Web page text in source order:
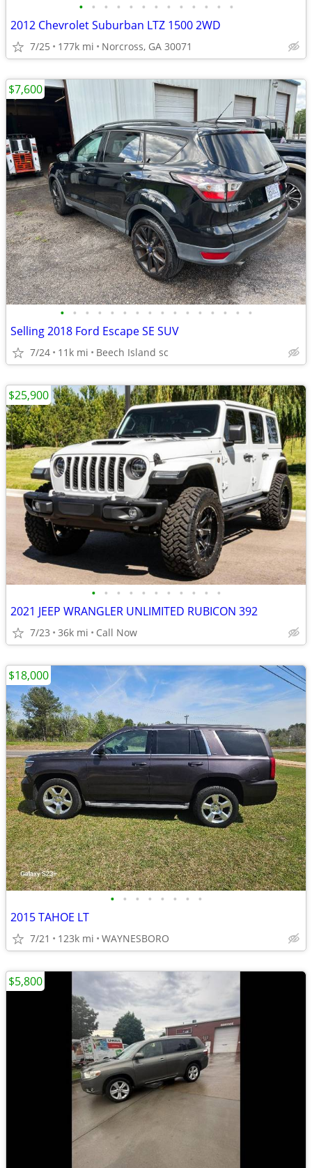
• • • • • • • • • • • • •
2012 Chevrolet Suburban LTZ 1500 2WD
7/25 177k mi Norcross, GA 30071
• • • • • • • • • • • • • • • •
Selling 2018 Ford Escape SE SUV
7/24 11k mi Beech Island sc
$7,600
• • • • • • • • • • •
2021 JEEP WRANGLER UNLIMITED RUBICON 392
7/23 36k mi Call Now
$25,900
• • • • • • • •
2015 TAHOE LT
7/21 123k mi WAYNESBORO
$18,000
$5,800